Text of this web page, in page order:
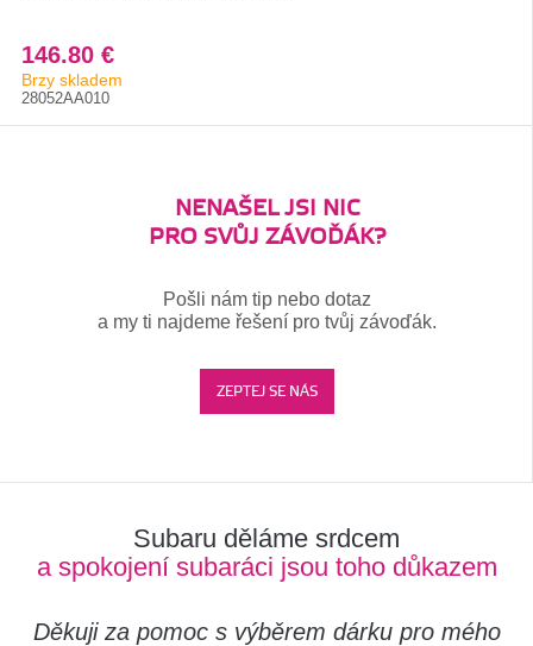
146.80 €
Brzy skladem
28052AA010
NENAŠEL JSI NIC
PRO SVŮJ ZÁVOĎÁK?
Pošli nám tip nebo dotaz
a my ti najdeme řešení pro tvůj závoďák.
ZEPTEJ SE NÁS
Subaru děláme srdcem
a spokojení subaráci jsou toho důkazem
Děkuji za pomoc s výběrem dárku pro mého